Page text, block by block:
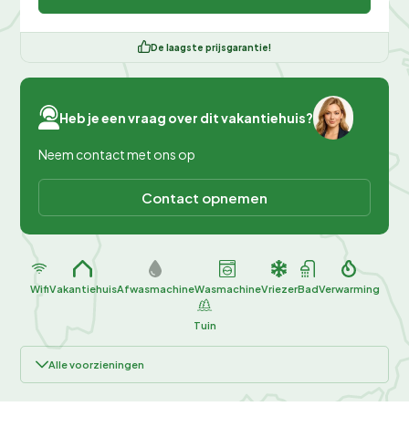
De laagste prijsgarantie!
Heb je een vraag over dit vakantiehuis?
Neem contact met ons op
Contact opnemen
WifiVakantiehuisAfwasmachineWasmachineVriezerBadVerwarming
Tuin
Alle voorzieningen